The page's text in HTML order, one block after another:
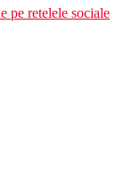
pe retelele sociale